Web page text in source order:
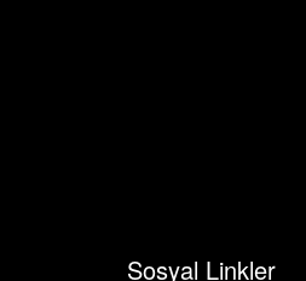
Sosyal Linkler